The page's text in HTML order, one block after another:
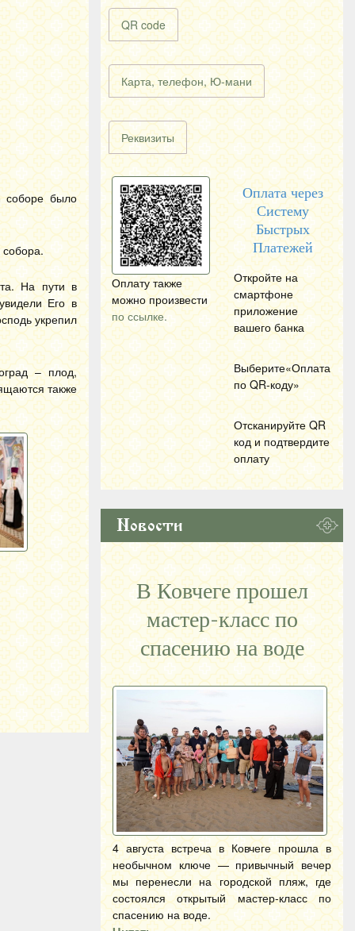
соборе было
На пути в
Его в
укрепил
– плод,
также
QR code
Карта, телефон, Ю-мани
Реквизиты
Оплату также
можно произвести
по ссылке.
Оплата через
Систему
Быстрых
Платежей
Откройте на
смартфоне
приложение
вашего банка
Выберите«Оплата
по QR-коду»
Отсканируйте QR
код и подтвердите
оплату
Новости
В Ковчеге прошел
мастер-класс по
спасению на воде
4 августа встреча в Ковчеге прошла в
необычном ключе — привычный вечер
мы перенесли на городской пляж, где
состоялся открытый мастер-класс по
спасению на воде.